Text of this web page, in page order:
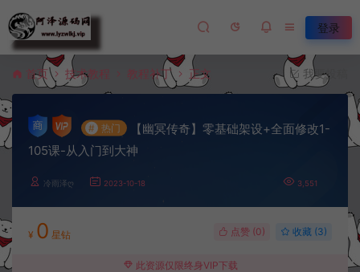
登录
首页 技术教程 教程补丁 正文 我要投稿
# 热门
【幽冥传奇】零基础架设+全面修改1-
105课-从入门到大神
冷雨泽ღ 2023-10-18 3,551
¥ 0 星钻 点赞 (0) 收藏 (3)
此资源仅限终身VIP下载